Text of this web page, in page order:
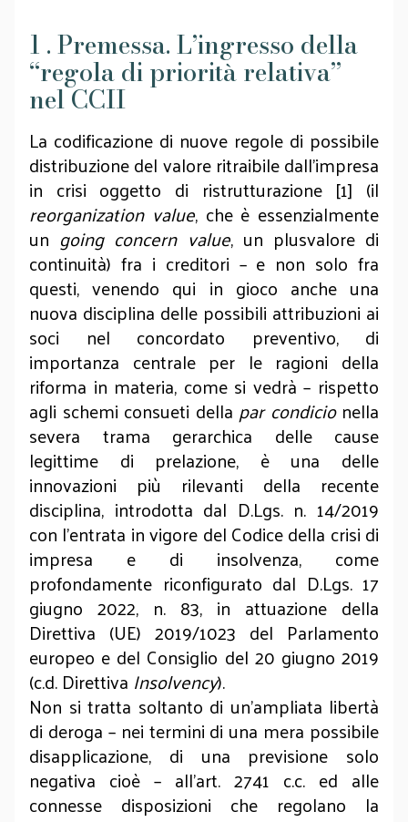
1 . Premessa. L’ingresso della
“regola di priorità relativa”
nel CCII
La codificazione di nuove regole di possibile
distribuzione del valore ritraibile dall’impresa
in crisi oggetto di ristrutturazione [1] (il
reorganization value, che è essenzialmente
un going concern value, un plusvalore di
continuità) fra i creditori – e non solo fra
questi, venendo qui in gioco anche una
nuova disciplina delle possibili attribuzioni ai
soci nel concordato preventivo, di
importanza centrale per le ragioni della
riforma in materia, come si vedrà – rispetto
agli schemi consueti della par condicionella
severa trama gerarchica delle cause
legittime di prelazione, è una delle
innovazioni più rilevanti della recente
disciplina, introdotta dal D.Lgs. n. 14/2019
con l’entrata in vigore del Codice della crisi di
impresa e di insolvenza, come
profondamente riconfigurato dal D.Lgs. 17
giugno 2022, n. 83, in attuazione della
Direttiva (UE) 2019/1023 del Parlamento
europeo e del Consiglio del 20 giugno 2019
(c.d. Direttiva Insolvency).
Non si tratta soltanto di un’ampliata libertà
di deroga – nei termini di una mera possibile
disapplicazione, di una previsione solo
negativa cioè – all’art. 2741 c.c. ed alle
connesse disposizioni che regolano la